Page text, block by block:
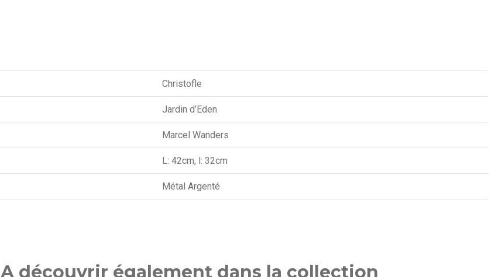
Christofle
Jardin d’Eden
Marcel Wanders
L: 42cm, l: 32cm
Métal Argenté
A découvrir également dans la collection